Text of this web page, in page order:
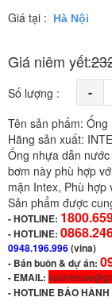
Giá tại :
Giá niêm yết:
Số lượng : -
Tên sản phẩm:
Hãng sản xuất:
Ống nhựa dẫn
bơm này phù hợp
mặn Intex, Phù hợp
Sản phẩm được
-HOTLINE:
- HOTLINE:
0948.196.996(vina)
- Bán buôn & dự án:
- EMAIL:
-HOTLINE BẢO